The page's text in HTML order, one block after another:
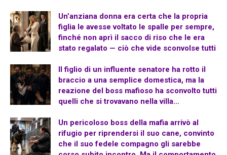
Un’anziana donna era certa che la propria
figlia le avesse voltato le spalle per sempre,
finché non aprì il sacco di riso che le era
stato regalato — ciò che vide sconvolse tutti
Il figlio di un influente senatore ha rotto il
braccio a una semplice domestica, ma la
reazione del boss mafioso ha sconvolto tutti
quelli che si trovavano nella villa…
Un pericoloso boss della mafia arrivò al
rifugio per riprendersi il suo cane, convinto
che il suo fedele compagno gli sarebbe